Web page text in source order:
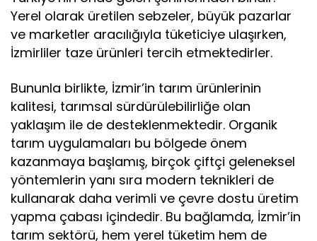
Yerel olarak üretilen sebzeler, büyük pazarlar
ve marketler aracılığıyla tüketiciye ulaşırken,
İzmirliler taze ürünleri tercih etmektedirler.
Bununla birlikte, İzmir’in tarım ürünlerinin
kalitesi, tarımsal sürdürülebilirliğe olan
yaklaşım ile de desteklenmektedir. Organik
tarım uygulamaları bu bölgede önem
kazanmaya başlamış, birçok çiftçi geleneksel
yöntemlerin yanı sıra modern teknikleri de
kullanarak daha verimli ve çevre dostu üretim
yapma çabası içindedir. Bu bağlamda, İzmir’in
tarım sektörü, hem yerel tüketim hem de